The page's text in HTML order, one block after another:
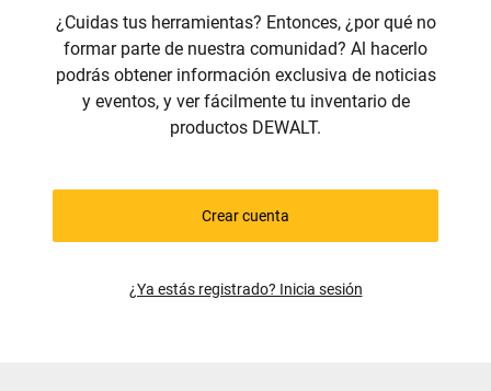
¿Cuidas tus herramientas? Entonces, ¿por qué no
formar parte de nuestra comunidad? Al hacerlo
podrás obtener información exclusiva de noticias
y eventos, y ver fácilmente tu inventario de
productos DEWALT.
Crear cuenta
¿Ya estás registrado? Inicia sesión